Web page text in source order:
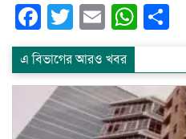
Facebook
Twitter
Email
এ বিভাগের আরও খবর